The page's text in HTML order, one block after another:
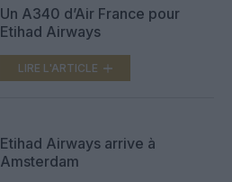
Un A340 d’Air France pour
Etihad Airways
LIRE L'ARTICLE
Etihad Airways arrive à
Amsterdam